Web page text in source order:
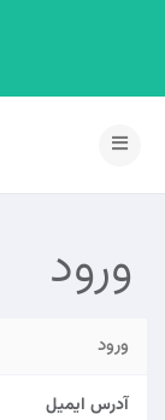
تغییر
ناوبری
ورود
ورود
آدرس ایمیل